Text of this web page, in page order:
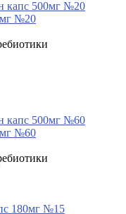
№20
№60